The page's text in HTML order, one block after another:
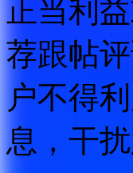
正当利
荐跟帖
户不得
息，干